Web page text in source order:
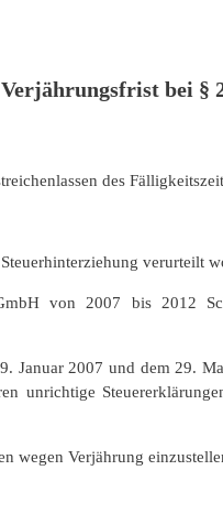
bei §
des
verurteilt
von 2007 bis 2012
2007 und dem 29.
unrichtige
wegen Verjährung